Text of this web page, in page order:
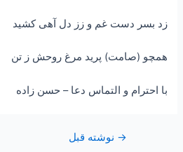
زد بسر دست غم و زز دل آهی کشید
همچو (صامت) پرید مرغ روحش ز تن
با احترام و التماس دعا – حسن زاده
→ نوشته قبل